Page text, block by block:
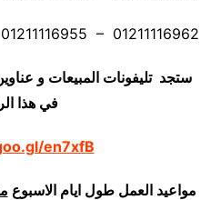
01211116955 – 01211116962
ستجد تليفونات المبيعات و
في هذا
en7xfB
مواعيد العمل طول ايام الاسبوع